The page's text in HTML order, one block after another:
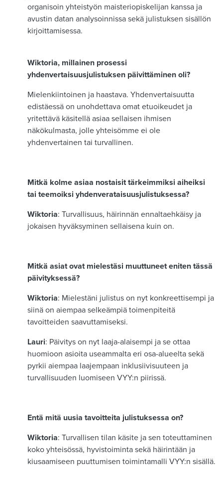
organisoin yhteistyön maisteriopiskelijan kanssa ja
avustin datan analysoinnissa sekä julistuksen sisällön
kirjoittamisessa.
Wiktoria, millainen prosessi
yhdenvertaisuusjulistuksen päivittäminen oli?
Mielenkiintoinen ja haastava. Yhdenvertaisuutta
edistäessä on unohdettava omat etuoikeudet ja
yritettävä käsitellä asiaa sellaisen ihmisen
näkökulmasta, jolle yhteisömme ei ole
yhdenvertainen tai turvallinen.
Mitkä kolme asiaa nostaisit tärkeimmiksi aiheiksi
tai teemoiksi yhdenverataisuusjulistuksessa?
Wiktoria: Turvallisuus, häirinnän ennaltaehkäisy ja
jokaisen hyväksyminen sellaisena kuin on.
Mitkä asiat ovat mielestäsi muuttuneet eniten tässä
päivityksessä?
Wiktoria: Mielestäni julistus on nyt konkreettisempi ja
siinä on aiempaa selkeämpiä toimenpiteitä
tavoitteiden saavuttamiseksi.
Lauri: Päivitys on nyt laaja-alaisempi ja se ottaa
huomioon asioita useammalta eri osa-alueelta sekä
pyrkii aiempaa laajempaan inklusiivisuuteen ja
turvallisuuden luomiseen VYY:n piirissä.
Entä mitä uusia tavoitteita julistuksessa on?
Wiktoria: Turvallisen tilan käsite ja sen toteuttaminen
koko yhteisössä, hyvistoiminta sekä häirintään ja
kiusaamiseen puuttumisen toimintamalli VYY:n sisällä.